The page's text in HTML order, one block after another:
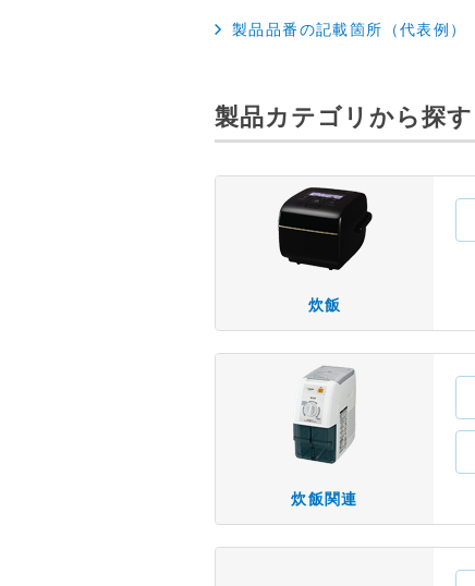
製品品番の記載箇所（代表例）
製品カテゴリから探す
炊飯
炊飯関連